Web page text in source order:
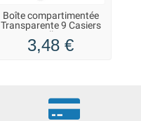
Boîte compartimentée
Transparente 9 Casiers
Allit
3,48 €